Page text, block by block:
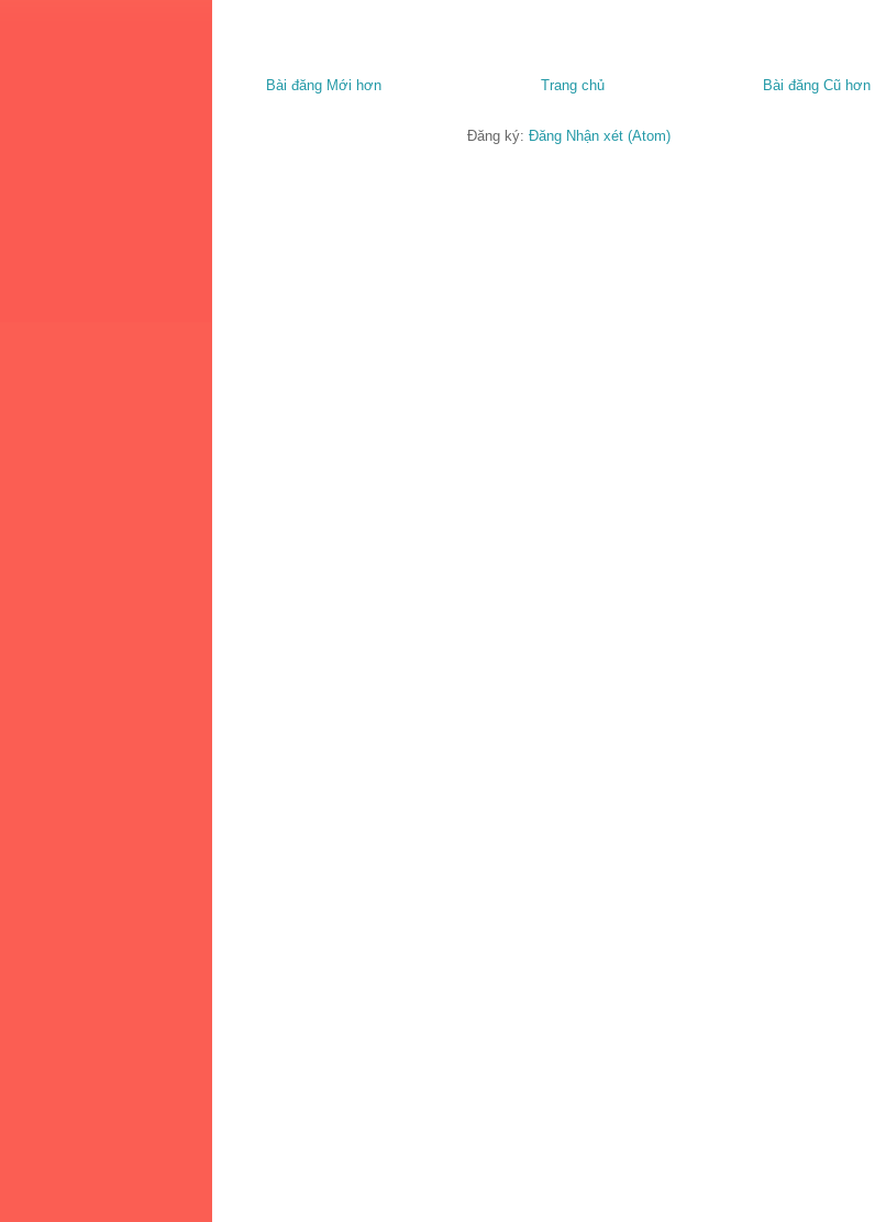
Bài đăng Mới hơn Bài đăng Cũ hơn
Trang chủ
Đăng ký: Đăng Nhận xét (Atom)